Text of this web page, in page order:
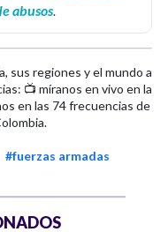
abusos.
sus regiones y el mundo a
📺 míranos en vivo en la
en las 74 frecuencias de
#fuerzas armadas